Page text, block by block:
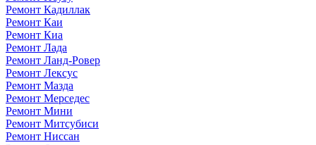
Ремонт Кадиллак
Ремонт Каи
Ремонт Киа
Ремонт Лада
Ремонт Ланд-Ровер
Ремонт Лексус
Ремонт Мазда
Ремонт Мерседес
Ремонт Мини
Ремонт Митсубиси
Ремонт Ниссан